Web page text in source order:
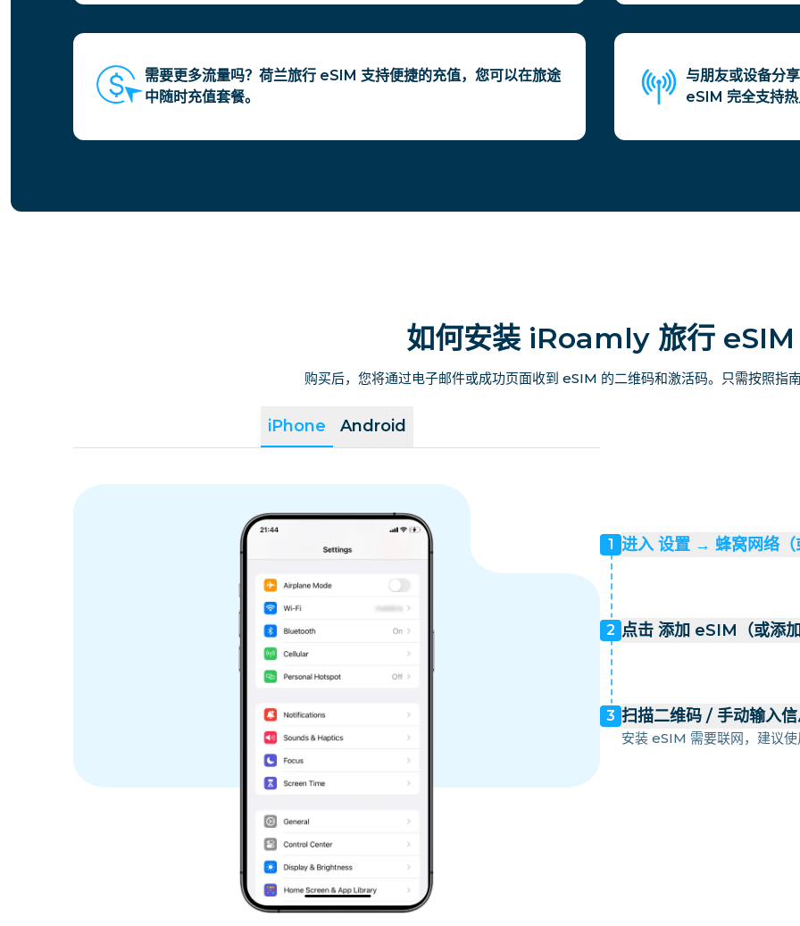
需要更多流量吗？荷兰旅行 eSIM 支持便捷的充值，您可以在旅途
中随时充值套餐。
与朋友或设备分
eSIM 完全支持
如何安装 iRoamly 旅行 eSIM
购买后，您将通过电子邮件或成功页面收到 eSIM 的二维码和激活码。只需按照指
iPhone Android
1 进入 设置 → 蜂窝网络（
2 点击 添加 eSIM（或添
3 扫描二维码 / 手动输入
安装 eSIM 需要联网，建议